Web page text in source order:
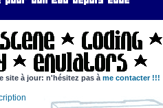
site à jour: n'hésitez pas à me contacter !!!